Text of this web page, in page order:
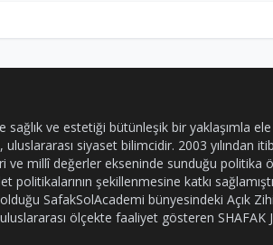
sağlık ve estetiği bütünleşik bir yaklaşımla
siyaset bilimcidir. 2003 yılından
ve millî değerler ekseninde sunduğu politika
politikalarının şekillenmesine katkı
SafakSolAcademi bünyesindeki Açık
ölçekte faaliyet gösteren SHAFAK